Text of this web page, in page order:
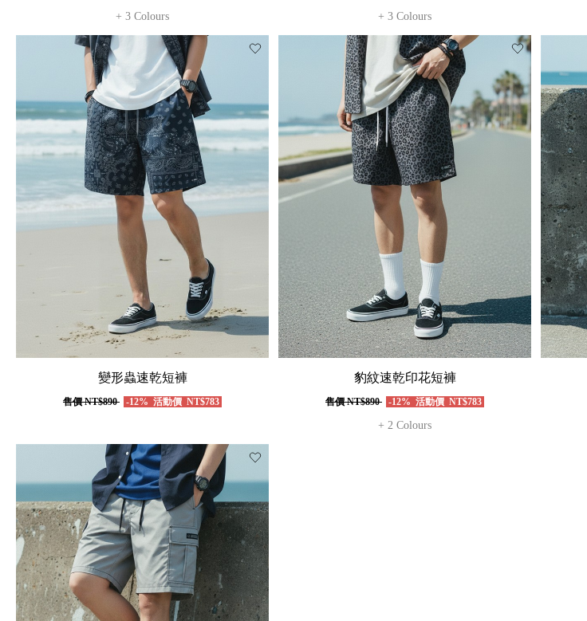
+ 3 Colours + 3 Colours
變形蟲速乾短褲
售價NT$890 -12% 活動價 NT$783
豹紋速乾印花短褲
售價NT$890 -12% 活動價 NT$783
+ 2 Colours